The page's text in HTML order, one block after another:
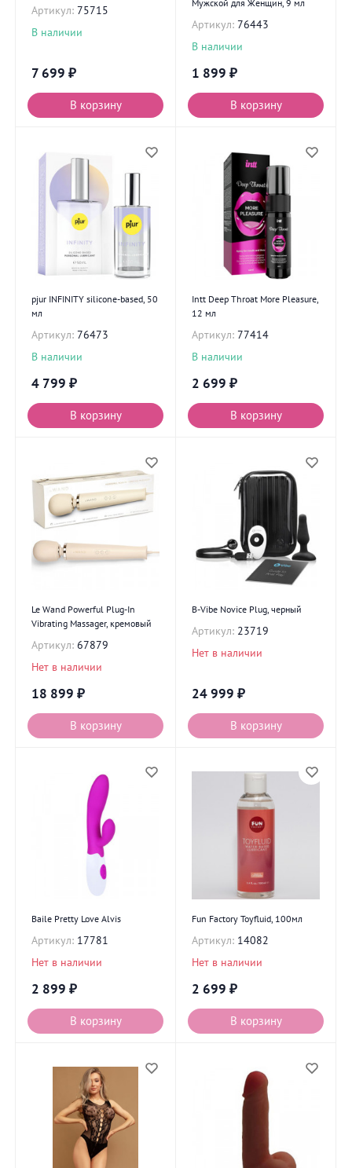
Артикул: 75715
В наличии
7 699 ₽
В корзину
Мужской для Женщин, 9 мл
Артикул: 76443
В наличии
1 899 ₽
В корзину
pjur INFINITY silicone-based, 50
мл
Артикул: 76473
В наличии
4 799 ₽
В корзину
Intt Deep Throat More Pleasure,
12 мл
Артикул: 77414
В наличии
2 699 ₽
В корзину
Le Wand Powerful Plug-In
Vibrating Massager, кремовый
Артикул: 67879
Нет в наличии
18 899 ₽
В корзину
B-Vibe Novice Plug, черный
Артикул: 23719
Нет в наличии
24 999 ₽
В корзину
Baile Pretty Love Alvis
Артикул: 17781
Нет в наличии
2 899 ₽
В корзину
Fun Factory Toyfluid, 100мл
Артикул: 14082
Нет в наличии
2 699 ₽
В корзину